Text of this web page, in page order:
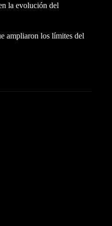
la evolución del
ampliaron los límites del